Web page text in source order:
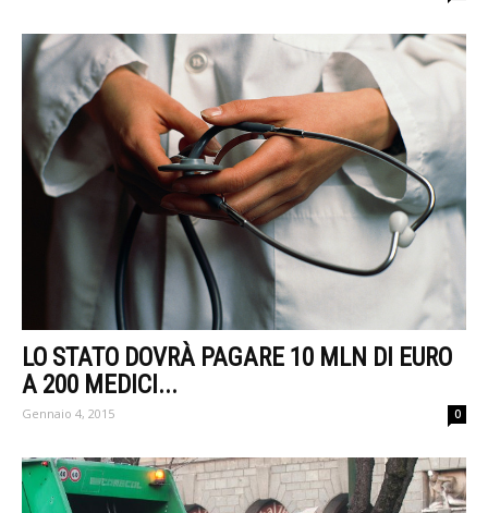
LO STATO DOVRÀ PAGARE 10 MLN DI EURO
A 200 MEDICI...
Gennaio 4, 2015 0